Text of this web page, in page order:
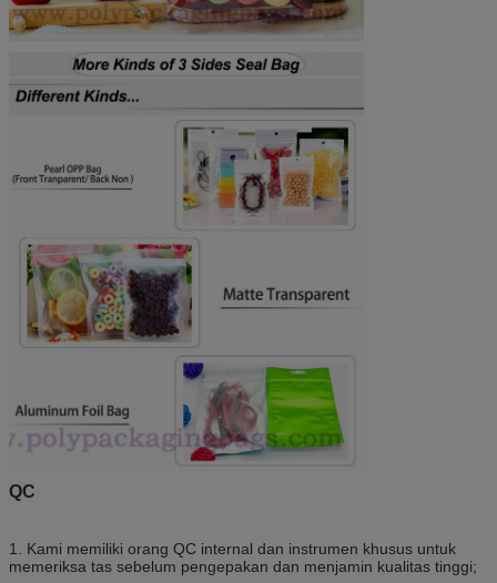
QC
1. Kami memiliki orang QC internal dan instrumen khusus untuk
memeriksa tas sebelum pengepakan dan menjamin kualitas tinggi;